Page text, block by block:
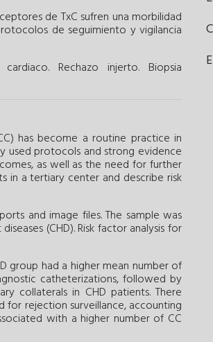
de TxC sufren una morbilidad
de seguimiento y vigilancia
Rechazo injerto. Biopsia
has become a routine practice in
used protocols and strong evidence
as well as the need for further
in a tertiary center and describe risk
and image files. The sample was
(CHD). Risk factor analysis for
group had a higher mean number of
catheterizations, followed by
collaterals in CHD patients. There
for rejection surveillance, accounting
with a higher number of CC